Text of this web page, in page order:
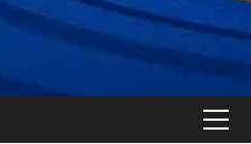
القائمة